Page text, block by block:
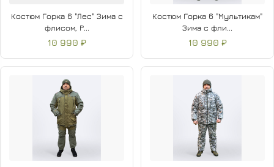
Костюм Горка 6 "Лес" Зима с
флисом, Р...
10 990 ₽
Костюм Горка 6 "Мультикам"
Зима с фли...
10 990 ₽